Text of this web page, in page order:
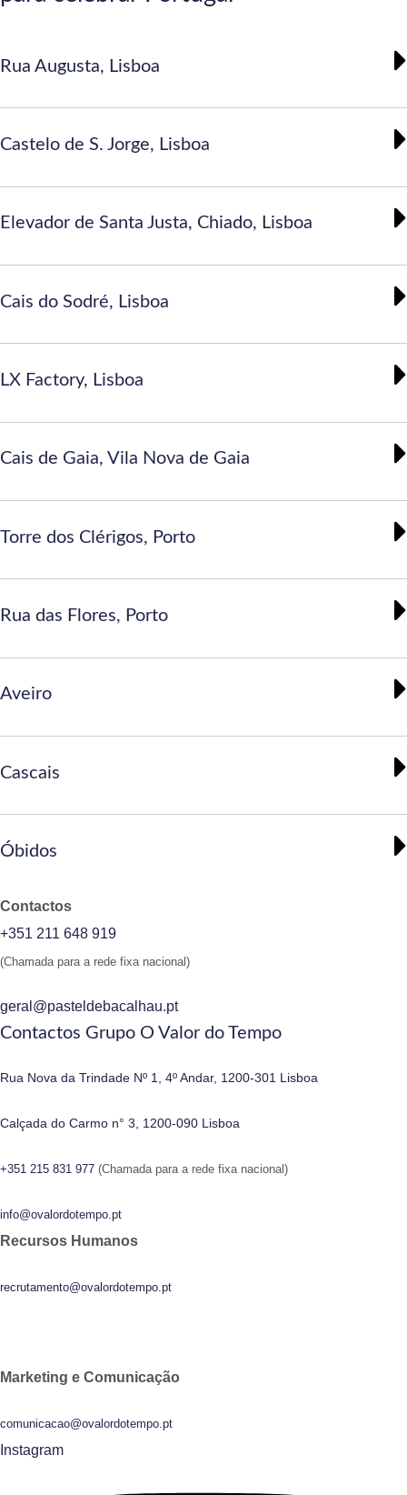
Rua Augusta, Lisboa
Castelo de S. Jorge, Lisboa
Elevador de Santa Justa, Chiado, Lisboa
Cais do Sodré, Lisboa
LX Factory, Lisboa
Cais de Gaia, Vila Nova de Gaia
Torre dos Clérigos, Porto
Rua das Flores, Porto
Aveiro
Cascais
Óbidos
Contactos
+351 211 648 919
(Chamada para a rede fixa nacional)
geral@pasteldebacalhau.pt
Contactos Grupo O Valor do Tempo
Rua Nova da Trindade Nº 1, 4º Andar, 1200-301 Lisboa
Calçada do Carmo n° 3, 1200-090 Lisboa
+351 215 831 977 (Chamada para a rede fixa nacional)
info@ovalordotempo.pt
Recursos Humanos
recrutamento@ovalordotempo.pt
Marketing e Comunicação
comunicacao@ovalordotempo.pt
Instagram